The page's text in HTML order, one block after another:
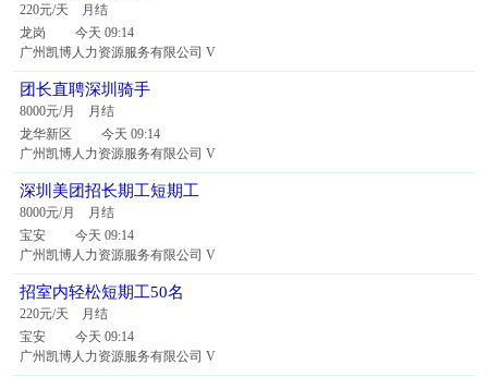
220元/天 月结
龙岗 今天 09:14
广州凯博人力资源服务有限公司 V
团长直聘深圳骑手
8000元/月 月结
龙华新区 今天 09:14
广州凯博人力资源服务有限公司 V
深圳美团招长期工短期工
8000元/月 月结
宝安 今天 09:14
广州凯博人力资源服务有限公司 V
招室内轻松短期工50名
220元/天 月结
宝安 今天 09:14
广州凯博人力资源服务有限公司 V